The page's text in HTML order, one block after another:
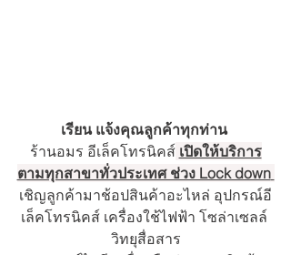
เรียน แจ้งคุณลูกค้าทุกท่าน
ร้านอมร อีเล็คโทรนิคส์ เปิดให้บริการ
ตามทุกสาขาทั่วประเทศ ช่วง Lock down
เชิญลูกค้ามาช้อปสินค้าอะไหล่ อุปกรณ์อี
เล็คโทรนิคส์ เครื่องใช้ไฟฟ้า โซล่าเซลล์
วิทยุสื่อสาร